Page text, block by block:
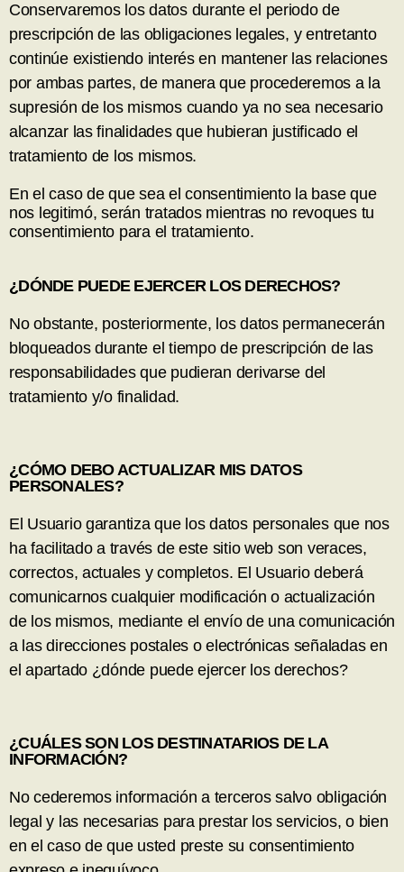
Conservaremos los datos durante el periodo de
prescripción de las obligaciones legales, y entretanto
continúe existiendo interés en mantener las relaciones
por ambas partes, de manera que procederemos a la
supresión de los mismos cuando ya no sea necesario
alcanzar las finalidades que hubieran justificado el
tratamiento de los mismos.
En el caso de que sea el consentimiento la base que
nos legitimó, serán tratados mientras no revoques tu
consentimiento para el tratamiento.
¿DÓNDE PUEDE EJERCER LOS DERECHOS?
No obstante, posteriormente, los datos permanecerán
bloqueados durante el tiempo de prescripción de las
responsabilidades que pudieran derivarse del
tratamiento y/o finalidad.
¿CÓMO DEBO ACTUALIZAR MIS DATOS
PERSONALES?
El Usuario garantiza que los datos personales que nos
ha facilitado a través de este sitio web son veraces,
correctos, actuales y completos. El Usuario deberá
comunicarnos cualquier modificación o actualización
de los mismos, mediante el envío de una comunicación
a las direcciones postales o electrónicas señaladas en
el apartado ¿dónde puede ejercer los derechos?
¿CUÁLES SON LOS DESTINATARIOS DE LA
INFORMACIÓN?
No cederemos información a terceros salvo obligación
legal y las necesarias para prestar los servicios, o bien
en el caso de que usted preste su consentimiento